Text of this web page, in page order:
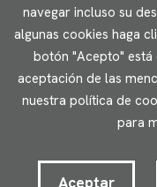
Lunes a jueves
Viernes
Aviso legal
navegar incluso su
algunas cookies haga
botón "Acepto" está
aceptación de las
nuestra política de
para
Aceptar